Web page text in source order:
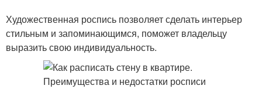
Художественная роспись позволяет сделать интерьер
стильным и запоминающимся, поможет владельцу
выразить свою индивидуальность.